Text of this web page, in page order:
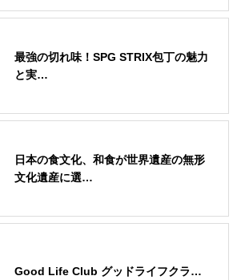
最強の切れ味！SPG STRIX包丁の魅力
と実…
日本の食文化、和食が世界遺産の無形
文化遺産に選…
Good Life Club グッドライフクラ…